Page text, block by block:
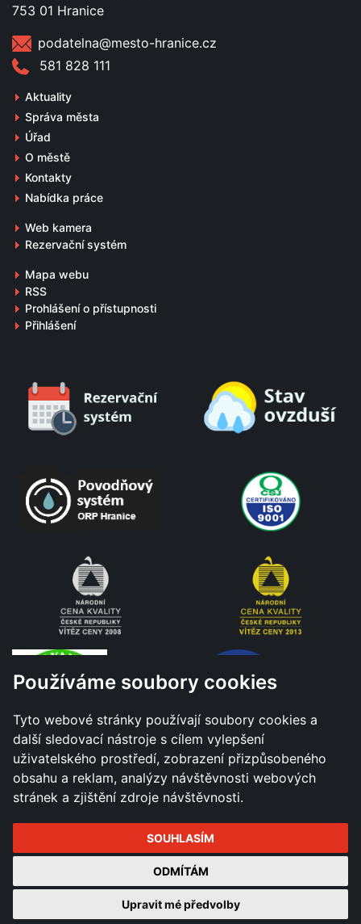
Používáme soubory cookies
Tyto webové stránky používají soubory cookies a
další sledovací nástroje s cílem vylepšení
uživatelského prostředí, zobrazení přizpůsobeného
obsahu a reklam, analýzy návštěvnosti webových
stránek a zjištění zdroje návštěvnosti.
SOUHLASÍM
ODMÍTÁM
Upravit mé předvolby
753 01 Hranice
podatelna@mesto-hranice.cz
581 828 111
Aktuality
Správa města
Úřad
O městě
Kontakty
Nabídka práce
Web kamera
Rezervační systém
Mapa webu
RSS
Prohlášení o přístupnosti
Přihlášení
Všechna práva vyhrazena - Město Hranice © 2026 |
Změnit nastavení cookies
Tvorba a správa webu